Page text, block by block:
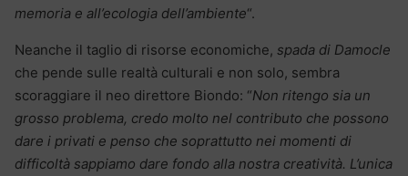
memoria e all’ecologia dell’ambiente“.
Neanche il taglio di risorse economiche, spada di Damocle
che pende sulle realtà culturali e non solo, sembra
scoraggiare il neo direttore Biondo: “Non ritengo sia un
grosso problema, credo molto nel contributo che possono
dare i privati e penso che soprattutto nei momenti di
difficoltà sappiamo dare fondo alla nostra creatività. L’unica